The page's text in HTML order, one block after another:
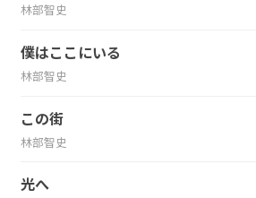
林部智史
僕はここにいる
林部智史
この街
林部智史
光へ